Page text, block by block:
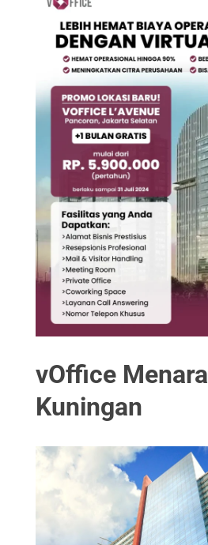
vOffice Menara
Kuningan